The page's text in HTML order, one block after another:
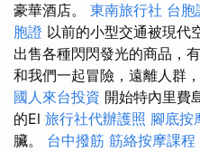
豪華酒店。 東南旅行社 台胞
胞證 以前的小型交通被現代
出售各種閃閃發光的商品，
和我們一起冒險，遠離人群
國人來台投資 開始特內里費
的El 旅行社代辦護照 腳底按
臟。 台中撥筋 筋絡按摩課程